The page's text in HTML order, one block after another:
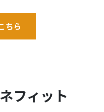
ちら
フィット